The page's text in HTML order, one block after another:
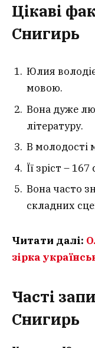
Цікаві
Снигирь
Юлия
мовою.
Вона дуже
літературу.
В молодості
Її зріст – 167
Вона часто
складних
Читати далі:
зірка
Часті
Снигирь